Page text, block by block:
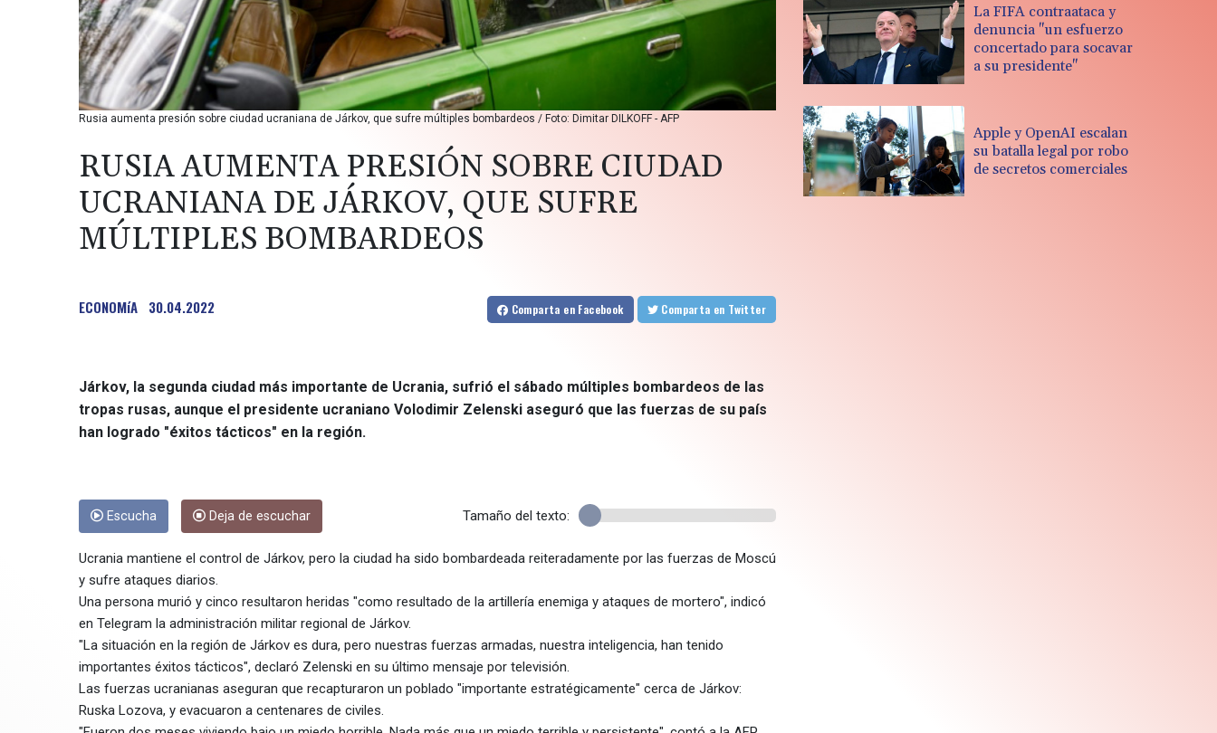
Rusia aumenta presión sobre ciudad ucraniana de Járkov, que sufre múltiples bombardeos / Foto: Dimitar DILKOFF - AFP
RUSIA AUMENTA PRESIÓN SOBRE CIUDAD
UCRANIANA DE JÁRKOV, QUE SUFRE
MÚLTIPLES BOMBARDEOS
ECONOMíA 30.04.2022 Comparta en Facebook Comparta en Twitter
Járkov, la segunda ciudad más importante de Ucrania, sufrió el sábado múltiples bombardeos de las
tropas rusas, aunque el presidente ucraniano Volodimir Zelenski aseguró que las fuerzas de su país
han logrado "éxitos tácticos" en la región.
Escucha Deja de escuchar Tamaño del texto:
Ucrania mantiene el control de Járkov, pero la ciudad ha sido bombardeada reiteradamente por las fuerzas de Moscú
y sufre ataques diarios.
Una persona murió y cinco resultaron heridas "como resultado de la artillería enemiga y ataques de mortero", indicó
en Telegram la administración militar regional de Járkov.
"La situación en la región de Járkov es dura, pero nuestras fuerzas armadas, nuestra inteligencia, han tenido
importantes éxitos tácticos", declaró Zelenski en su último mensaje por televisión.
Las fuerzas ucranianas aseguran que recapturaron un poblado "importante estratégicamente" cerca de Járkov:
Ruska Lozova, y evacuaron a centenares de civiles.
La FIFA contraataca y
denuncia "un esfuerzo
concertado para socavar
a su presidente"
Apple y OpenAI escalan
su batalla legal por robo
de secretos comerciales